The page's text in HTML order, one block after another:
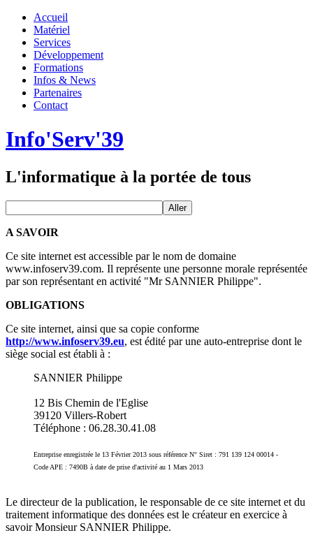
Accueil
Matériel
Services
Développement
Formations
Infos & News
Partenaires
Contact
Info'Serv'39
L'informatique à la portée de tous
A SAVOIR
Ce site internet est accessible par le nom de domaine
www.infoserv39.com. Il représente une personne morale représentée
par son représentant en activité "Mr SANNIER Philippe".
OBLIGATIONS
Ce site internet, ainsi que sa copie conforme
http://www.infoserv39.eu, est édité par une auto-entreprise dont le
siège social est établi à :
SANNIER Philippe
12 Bis Chemin de l'Eglise
39120 Villers-Robert
Téléphone : 06.28.30.41.08
Entreprise enregistrée le 13 Février 2013 sous référence N° Siret : 791 139 124 00014 -
Code APE : 7490B à date de prise d'activité au 1 Mars 2013
Le directeur de la publication, le responsable de ce site internet et du
traitement informatique des données est le créateur en exercice à
savoir Monsieur SANNIER Philippe.